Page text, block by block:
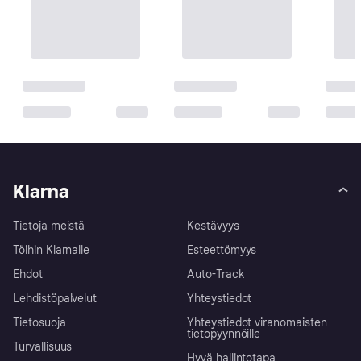
Klarna
Tietoja meistä
Töihin Klarnalle
Ehdot
Lehdistöpalvelut
Tietosuoja
Turvallisuus
Kestävyys
Esteettömyys
Auto-Track
Yhteystiedot
Yhteystiedot viranomaisten
tietopyynnöille